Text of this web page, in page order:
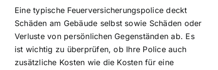
Eine typische Feuerversicherungspolice deckt
Schäden am Gebäude selbst sowie Schäden oder
Verluste von persönlichen Gegenständen ab. Es
ist wichtig zu überprüfen, ob Ihre Police auch
zusätzliche Kosten wie die Kosten für eine